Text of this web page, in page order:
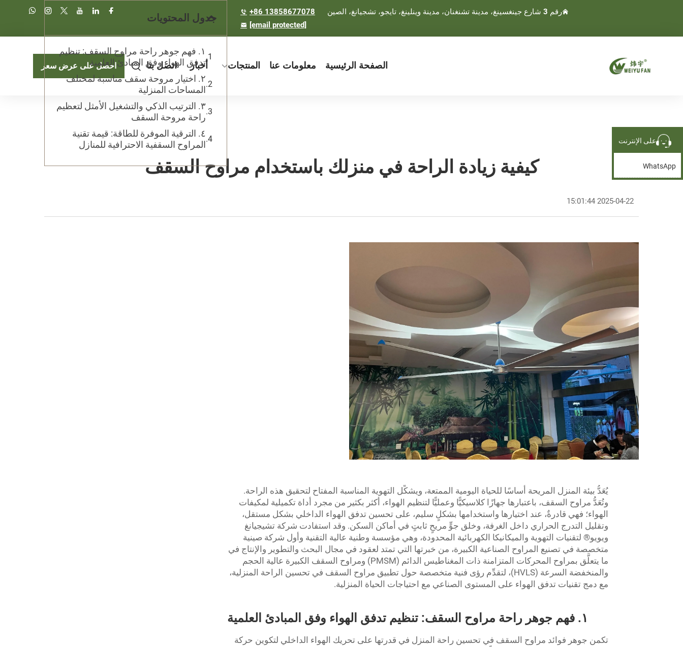
رقم 3 شارع جينغسينغ، مدينة تشنغنان، مدينة وينلينغ، تايجو، تشجيانغ، الصين
+86 13858677078
[email protected]
الصفحة الرئيسية معلومات عنا المنتجات أخبار اتصل بنا احصل على عرض سعر
كيفية زيادة الراحة في منزلك باستخدام مراوح السقف
2025-04-22 15:01:44
يُعَدُّ بيئة المنزل المريحة أساسًا للحياة اليومية الممتعة، ويشكِّل التهوية المناسبة المفتاح لتحقيق هذه الراحة.
وتُعَدُّ مراوح السقف، باعتبارها جهازًا كلاسيكيًّا وعمليًّا لتنظيم الهواء، أكثر بكثير من مجرد أداة تكميلية لمكيفات
الهواء؛ فهي قادرةٌ، عند اختيارها واستخدامها بشكلٍ سليم، على تحسين تدفق الهواء الداخلي بشكل مستقل،
وتقليل التدرج الحراري داخل الغرفة، وخلق جوٍّ مريحٍ ثابتٍ في أماكن السكن. وقد استفادت شركة تشيجيانغ
ويويو® لتقنيات التهوية والميكانيكا الكهربائية المحدودة، وهي مؤسسة وطنية عالية التقنية وأول شركة صينية
متخصصة في تصنيع المراوح الصناعية الكبيرة، من خبرتها التي تمتد لعقود في مجال البحث والتطوير والإنتاج في
ما يتعلَّق بمراوح المحركات المتزامنة ذات المغناطيس الدائم (PMSM) ومراوح السقف الكبيرة عالية الحجم
والمنخفضة السرعة (HVLS)، لتقدِّم رؤى فنية متخصصة حول تطبيق مراوح السقف في تحسين الراحة المنزلية،
مع دمج تقنيات تدفق الهواء على المستوى الصناعي مع احتياجات الحياة المنزلية.
١. فهم جوهر راحة مراوح السقف: تنظيم تدفق الهواء وفق المبادئ العلمية
تكمن جوهر فوائد مراوح السقف في تحسين راحة المنزل في قدرتها على تحريك الهواء الداخلي لتكوين حركة
جدول المحتويات
١. فهم جوهر راحة مراوح السقف: تنظيم
تدفق الهواء وفق المبادئ العلمية
٢. اختيار مروحة سقف مناسبة لمختلف
المساحات المنزلية
٣. الترتيب الذكي والتشغيل الأمثل لتعظيم
راحة مروحة السقف
٤. الترقية الموفرة للطاقة: قيمة تقنية
المراوح السقفية الاحترافية للمنازل
على الإنترنت
WhatsApp